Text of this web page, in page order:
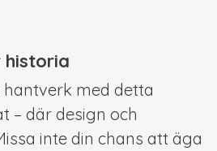
historia
hantverk med detta
– där design och
inte din chans att äga